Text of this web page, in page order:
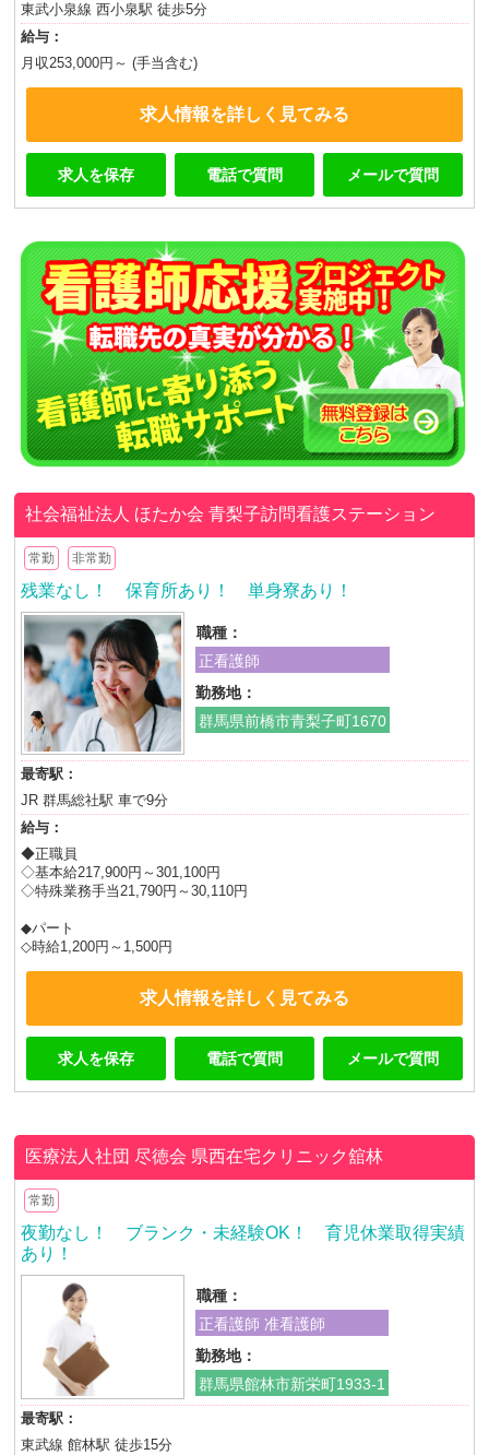
東武小泉線 西小泉駅 徒歩5分
給与：
月収253,000円～ (手当含む)
求人情報を詳しく見てみる
求人を保存 電話で質問 メールで質問
社会福祉法人 ほたか会青梨子訪問看護ステーション
常勤 非常勤
残業なし！ 保育所あり！ 単身寮あり！
職種：
正看護師
勤務地：
群馬県前橋市青梨子町1670
最寄駅：
JR 群馬総社駅 車で9分
給与：
◆正職員
◇基本給217,900円～301,100円
◇特殊業務手当21,790円～30,110円
◆パート
◇時給1,200円～1,500円
求人情報を詳しく見てみる
求人を保存 電話で質問 メールで質問
医療法人社団 尽徳会 県西在宅クリニック舘林
常勤
夜勤なし！ ブランク・未経験OK！ 育児休業取得実績
あり！
職種：
正看護師 准看護師
勤務地：
群馬県館林市新栄町1933-1
最寄駅：
東武線 館林駅 徒歩15分